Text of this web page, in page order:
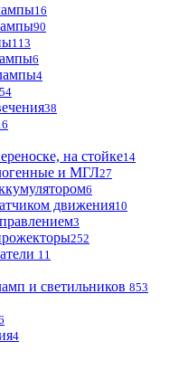
16
90
113
6
4
54
38
на стойке14
и МГЛ27
6
движения10
3
252
11
и светильников 853
4